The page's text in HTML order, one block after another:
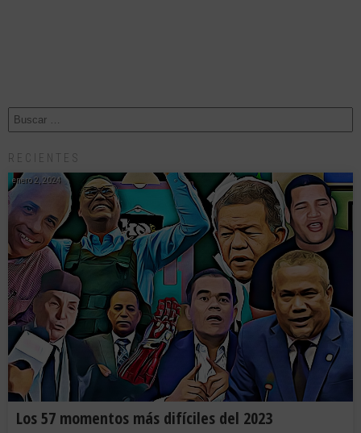
RECIENTES
enero 2, 2024
Los 57 momentos más difíciles del 2023